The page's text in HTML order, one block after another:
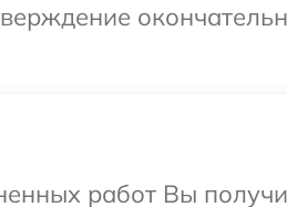
работ Вы